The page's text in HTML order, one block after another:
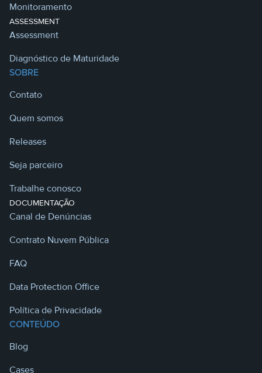
Monitoramento
ASSESSMENT
Assessment
Diagnóstico de Maturidade
SOBRE
Contato
Quem somos
Releases
Seja parceiro
Trabalhe conosco
DOCUMENTAÇÃO
Canal de Denúncias
Contrato Nuvem Pública
FAQ
Data Protection Office
Política de Privacidade
CONTEÚDO
Blog
Cases